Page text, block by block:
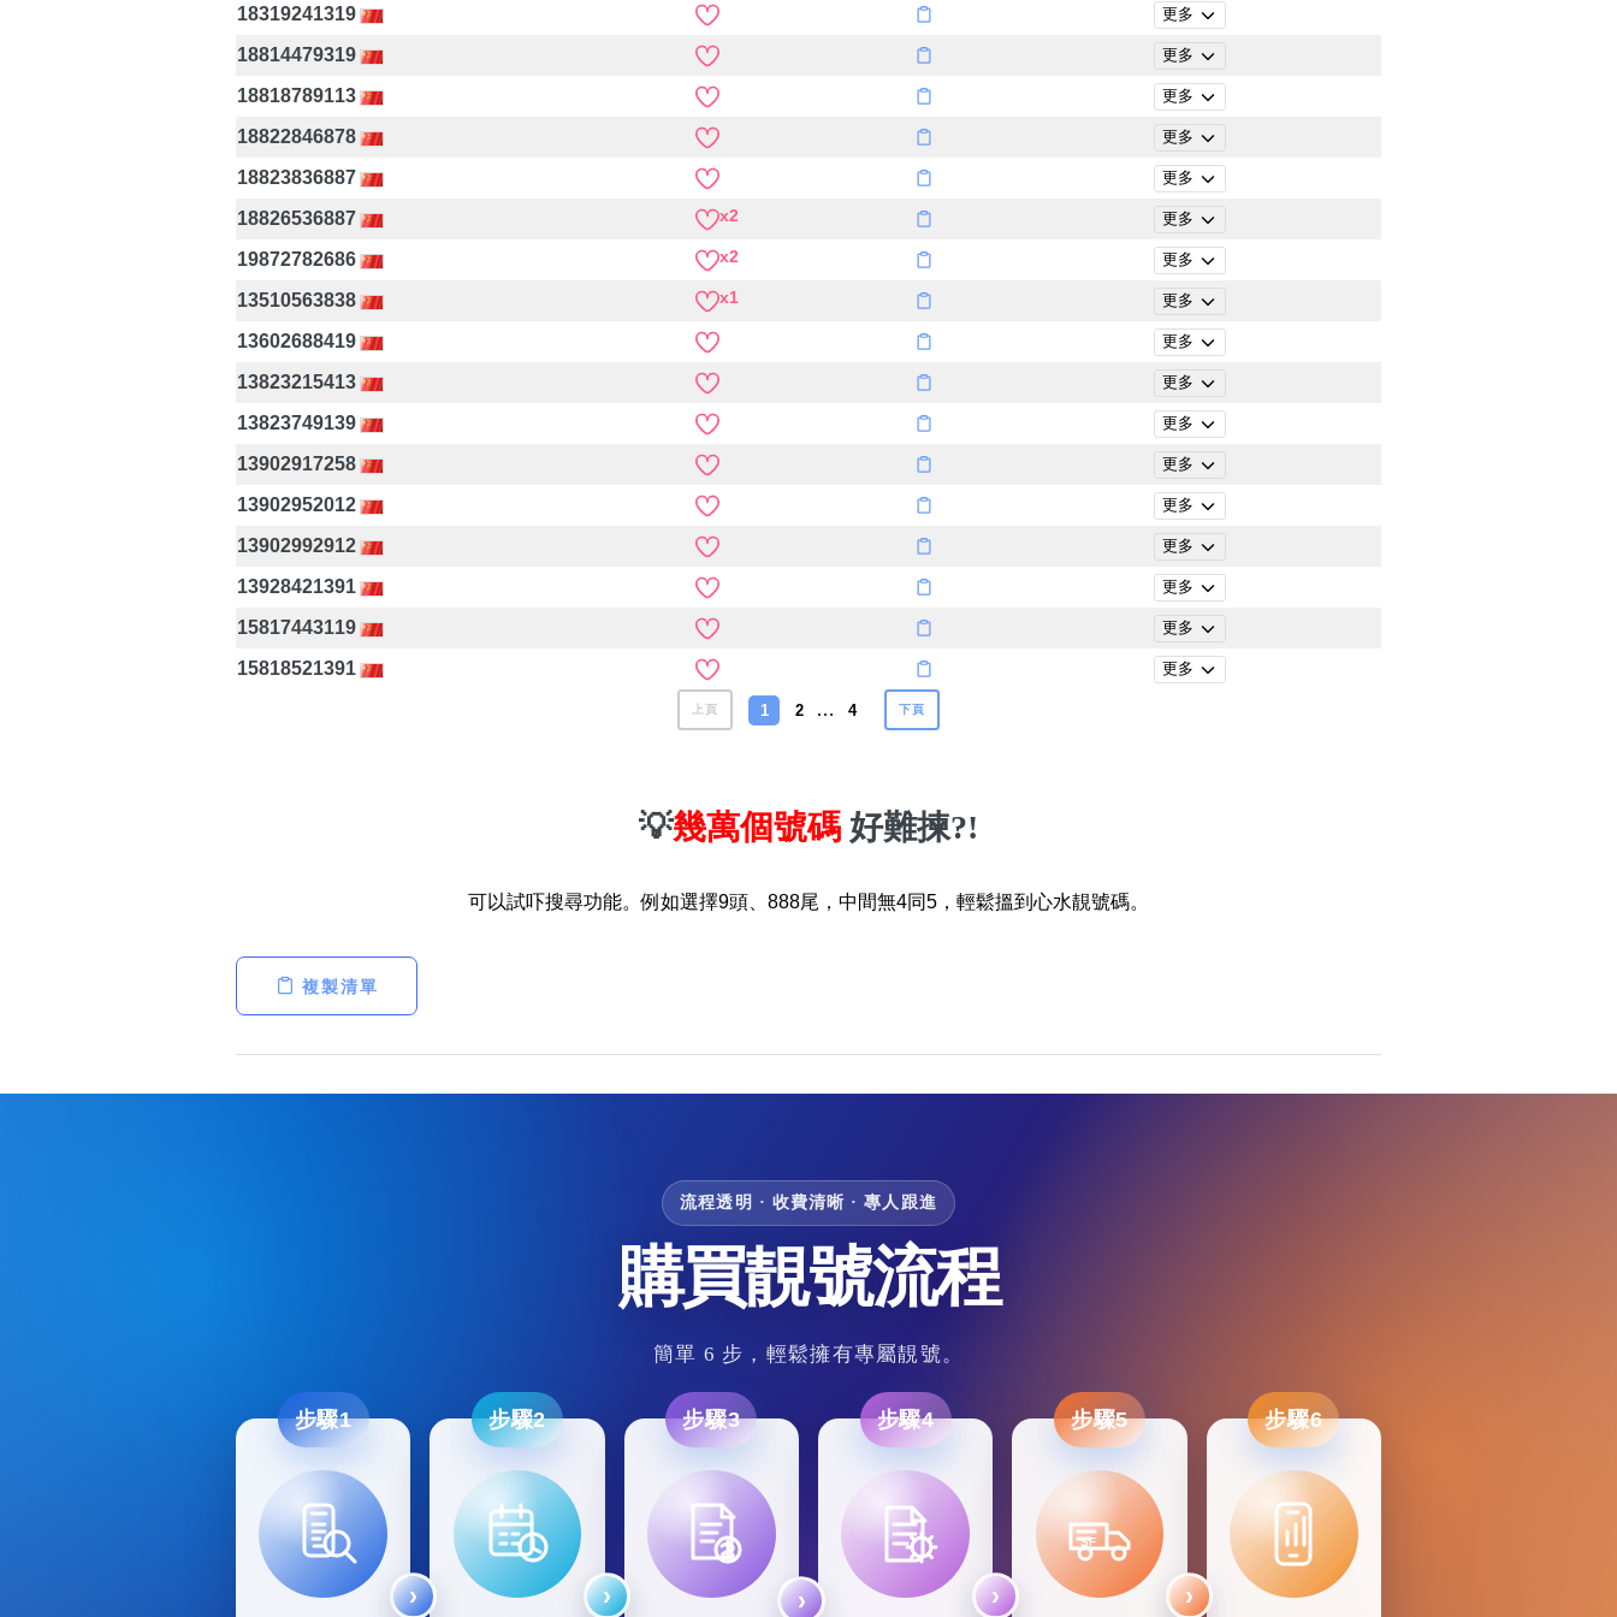
18319241319 更多
18814479319 更多
18818789113 更多
18822846878 更多
18823836887 更多
18826536887 x2 更多
19872782686 x2 更多
13510563838 x1 更多
13602688419 更多
13823215413 更多
13823749139 更多
13902917258 更多
13902952012 更多
13902992912 更多
13928421391 更多
15817443119 更多
15818521391 更多
上頁 1 2 … 4 下頁
💡幾萬個號碼 好難揀?!
可以試吓搜尋功能。例如選擇9頭、888尾，中間無4同5，輕鬆搵到心水靚號碼。
複製清單
流程透明 · 收費清晰 · 專人跟進
購買靚號流程
簡單 6 步，輕鬆擁有專屬靚號。
步驟1 步驟2 步驟3 步驟4 步驟5
SF
步驟6